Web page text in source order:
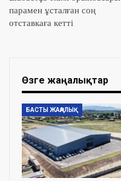
парамен ұсталған соң
отставкаға кетті
Өзге жаңалықтар
БАСТЫ ЖАҢАЛЫҚ